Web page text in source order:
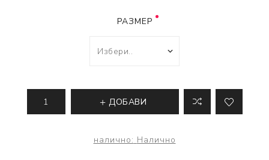
РАЗМЕР
ДОБАВИ
налично: Налично